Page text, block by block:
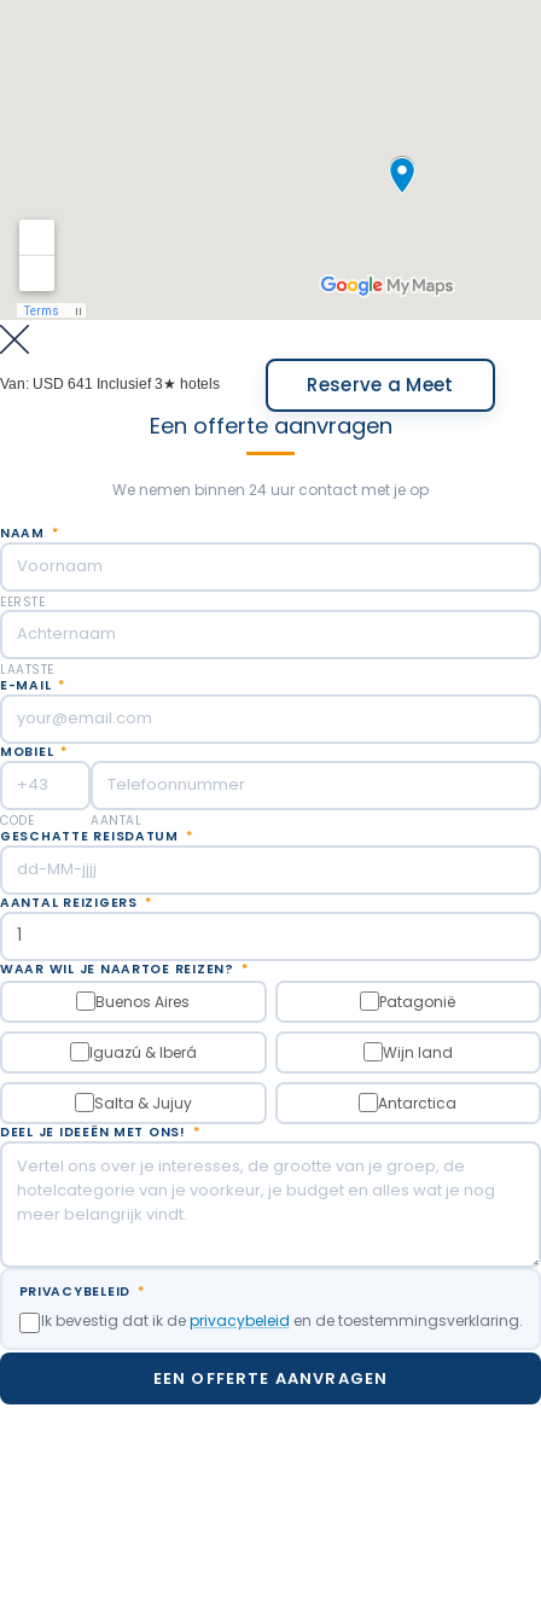
einde van de excursie brengen we je naar de
binnenlandse luchthaven. Inbegrepen: Entree
nationaal park.
Maaltijden inbegrepen: Ontbijt, Lunch in La Selva of El
Fortin restaurant.
Van: USD 641 Inclusief 3★ hotels Reserve a Meet
Een offerte aanvragen
We nemen binnen 24 uur contact met je op
NAAM *
EERSTE
LAATSTE
E-MAIL *
MOBIEL *
CODE
AANTAL
GESCHATTE REISDATUM *
AANTAL REIZIGERS *
WAAR WIL JE NAARTOE REIZEN? *
Buenos Aires Patagonië
Iguazú & Iberá Wijn land
Salta & Jujuy Antarctica
DEEL JE IDEEËN MET ONS! *
PRIVACYBELEID *
Ik bevestig dat ik deprivacybeleid en de toestemmingsverklaring.
EEN OFFERTE AANVRAGEN